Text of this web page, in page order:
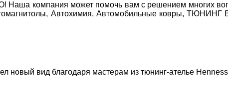
компания может помочь вам с решением многих
Автохимия, Автомобильные ковры,
новый вид благодаря мастерам из тюнинг-ателье